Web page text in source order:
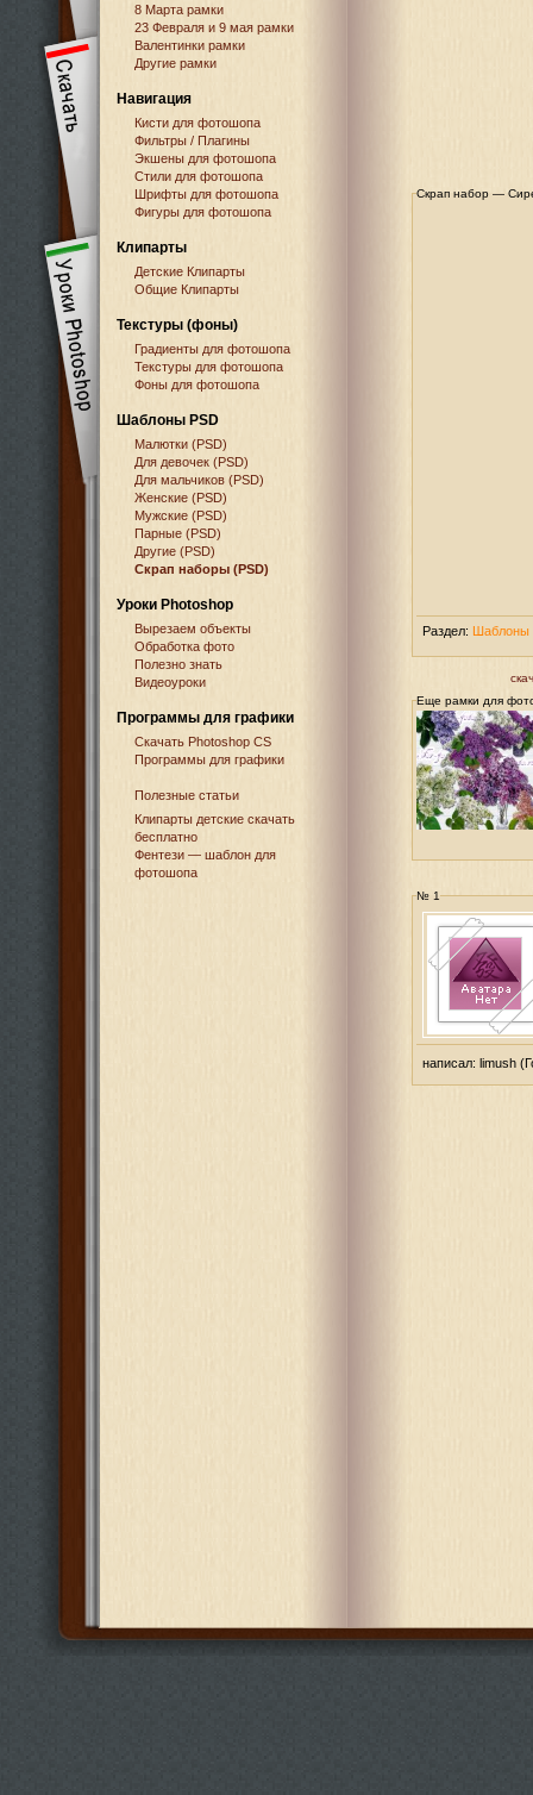
8 Марта рамки
23 Февраля и 9 мая рамки
Валентинки рамки
Другие рамки
Навигация
Кисти для фотошопа
Фильтры / Плагины
Экшены для фотошопа
Стили для фотошопа
Шрифты для фотошопа
Фигуры для фотошопа
Клипарты
Детские Клипарты
Общие Клипарты
Текстуры (фоны)
Градиенты для фотошопа
Текстуры для фотошопа
Фоны для фотошопа
Шаблоны PSD
Малютки (PSD)
Для девочек (PSD)
Для мальчиков (PSD)
Женские (PSD)
Мужские (PSD)
Парные (PSD)
Другие (PSD)
Скрап наборы (PSD)
Уроки Photoshop
Вырезаем объекты
Обработка фото
Полезно знать
Видеоуроки
Программы для графики
Cкачать Photoshop CS
Программы для графики
Полезные статьи
Клипарты детские скачать
бесплатно
Фентези — шаблон для
фотошопа
Скрап набор —
Раздел: Шаблоны
Еще рамки для
№ 1
написал: limush